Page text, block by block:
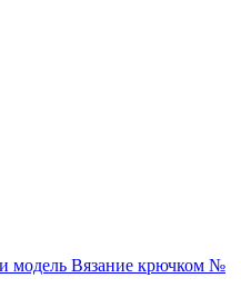
модель Вязание крючком №